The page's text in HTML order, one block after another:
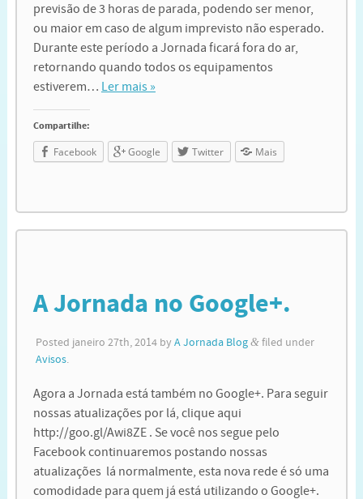
previsão de 3 horas de parada, podendo ser menor,
ou maior em caso de algum imprevisto não esperado.
Durante este período a Jornada ficará fora do ar,
retornando quando todos os equipamentos
estiverem… Ler mais »
Compartilhe:
Facebook Google Twitter Mais
A Jornada no Google+.
Posted janeiro 27th, 2014by A Jornada Blog &filed under
Avisos.
Agora a Jornada está também no Google+. Para seguir
nossas atualizações por lá, clique aqui
http://goo.gl/Awi8ZE . Se você nos segue pelo
Facebook continuaremos postando nossas
atualizações lá normalmente, esta nova rede é só uma
comodidade para quem já está utilizando o Google+.